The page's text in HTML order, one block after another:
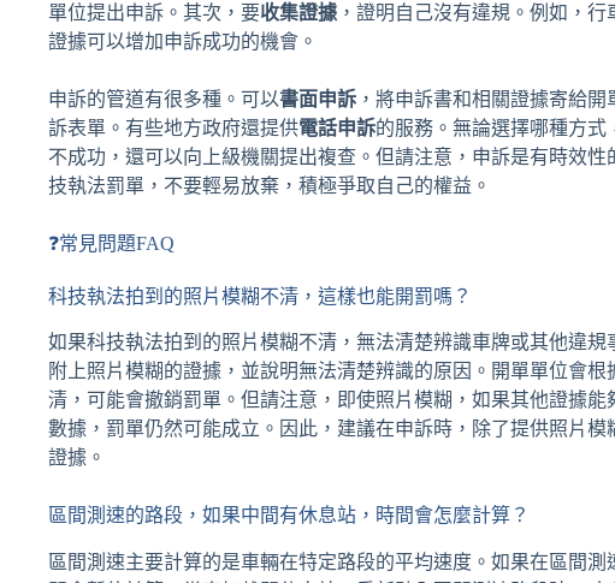
單位提出申訴。其次，要收集證據 ，證明自己沒有違規。例如，
證據可以增加申訴成功的機會。
申訴的管道有很多種。可以書面申訴 ，將申訴書和相關證據寄給開
訴表單。有些地方政府還提供電話申訴的服務。無論選擇哪種方
不成功，還可以向上級機關提出複查。但請注意，申訴是有時效
技執法罰單，不要輕易放棄，積極爭取自己的權益。
❓常見問題FAQ
科技執法拍到的照片模糊不清，這樣也能開罰嗎？
如果科技執法拍到的照片模糊不清，無法清楚辨識車牌或其他違
附上照片模糊的證據，並說明無法清楚辨識的原因。開單單位會
清，可能會撤銷罰單。但請注意，即使照片模糊，如果其他證據
數據，罰單仍然可能成立。因此，建議在申訴時，除了提供照片
證據。
區間測速的路段，如果中間有休息站，時間會怎麼計算？
區間測速主要計算的是車輛在特定路段的平均速度。如果在區間